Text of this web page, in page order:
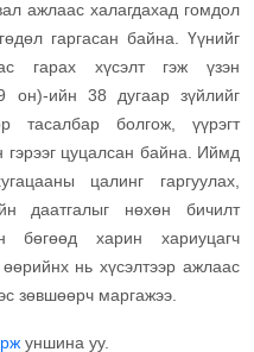
ажлаас халагдахад гомдол
гаргасан байна. Үүнийг
гарах хүсэлт гэж үзэн
он)-ийн 38 дугаар зүйлийг
тасалбар болгож, үүрэгт
цуцалсан байна. Иймд
цалинг гаргуулах,
даатгалыг нөхөн бичилт
бөгөөд харин хариуцагч
нь хүсэлтээр ажлаас
зөвшөөрч маргажээ.
уншина уу.